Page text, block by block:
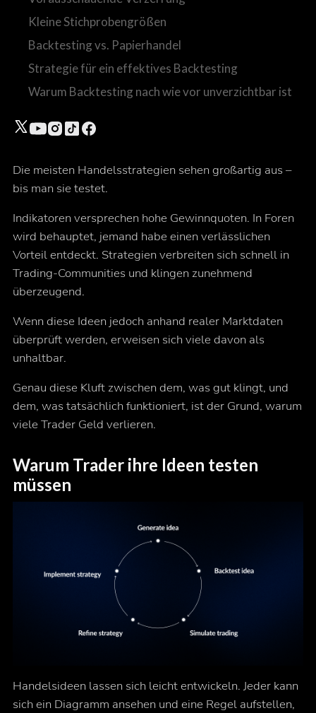
Die meisten Handelsstrategien sehen großartig aus –
bis man sie testet.
Indikatoren versprechen hohe Gewinnquoten. In Foren
wird behauptet, jemand habe einen verlässlichen
Vorteil entdeckt. Strategien verbreiten sich schnell in
Trading-Communities und klingen zunehmend
überzeugend.
Wenn diese Ideen jedoch anhand realer Marktdaten
überprüft werden, erweisen sich viele davon als
unhaltbar.
Genau diese Kluft zwischen dem, was gut klingt, und
dem, was tatsächlich funktioniert, ist der Grund, warum
viele Trader Geld verlieren.
Warum Trader ihre Ideen testen
müssen
Handelsideen lassen sich leicht entwickeln. Jeder kann
sich ein Diagramm ansehen und eine Regel aufstellen,
Kleine Stichprobengrößen
Backtesting vs. Papierhandel
Strategie für ein effektives Backtesting
Warum Backtesting nach wie vor unverzichtbar ist